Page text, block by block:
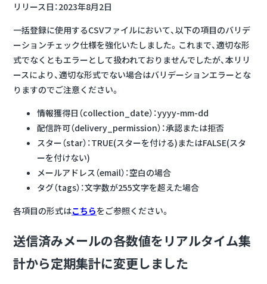
リリース日：2023年8月2日
一括登録に使用するCSVファイルにおいて、以下の項目のバリデ
ーションチェック仕様を強化いたしました。これまで、適切な形
式でなくともエラーとして扱われておりませんでしたが、本リリ
ースにより、適切な形式でない場合はバリデーションエラーとな
りますのでご注意ください。
情報獲得日（collection_date）：yyyy-mm-dd
配信許可（delivery_permission）：承認または拒否
スター（star）：TRUE(スターを付ける)またはFALSE(スタ
ーを付けない)
メールアドレス（email）：空白の場合
タグ（tags）：文字数が255文字を超えた場合
各項目の形式はこちらをご参照ください。
送信済みメールの各数値をリアルタイム集
計から定期集計に変更しました